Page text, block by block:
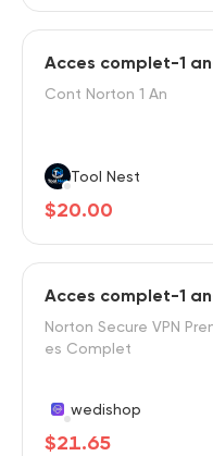
Acces complet-1
Cont Norton 1 An
Tool Nest
$20.00
Acces complet-1
Norton Secure VPN
es Complet
wedishop
$21.65